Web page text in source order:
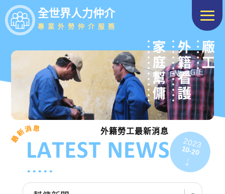
全世界人力仲介
專業外勞仲介服務
外籍勞工最新消息
2023
10-20